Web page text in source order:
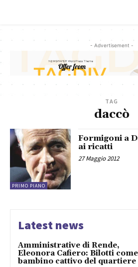
- Advertisement -
TAG
daccò
PRIMO PIANO
Formigoni a
ai ricatti
27 Maggio 2012
Latest news
Amministrative di Rende,
Eleonora Cafiero: Bilotti
bambino cattivo del quartiere